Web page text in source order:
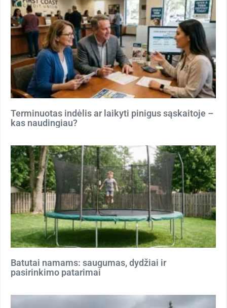
Terminuotas indėlis ar laikyti pinigus sąskaitoje –
kas naudingiau?
Batutai namams: saugumas, dydžiai ir
pasirinkimo patarimai